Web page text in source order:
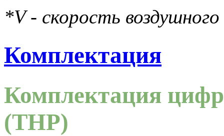
*V - скорость
Комплектация
Комплектация
(THP)